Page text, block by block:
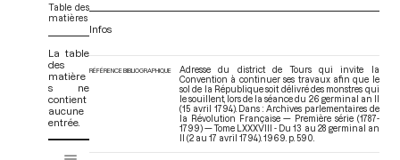
Table des
matières
La table
des
matière
s ne
contient
aucune
entrée.
Infos
RÉFÉRENCE BIBLIOGRAPHIQUE
Adresse du district de Tours qui invite la
Convention à continuer ses travaux afin que le
sol de la République soit délivré des monstres qui
le souillent, lors de la séance du 26 germinal an II
(15 avril 1794). Dans : Archives parlementaires de
la Révolution Française — Première série (1787-
1799) — Tome LXXXVIII - Du 13 au 28 germinal an
II (2 au 17 avril 1794). 1969. p. 590.